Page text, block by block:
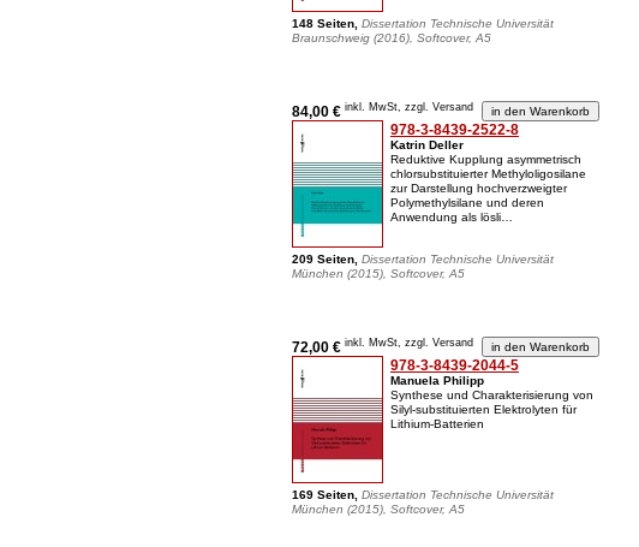
148 Seiten, Dissertation Technische Universität
Braunschweig (2016), Softcover, A5
84,00 € inkl. MwSt, zzgl. Versand
978-3-8439-2522-8
Katrin Deller
Reduktive Kupplung asymmetrisch
chlorsubstituierter Methyloligosilane
zur Darstellung hochverzweigter
Polymethylsilane und deren
Anwendung als lösli…
209 Seiten, Dissertation Technische Universität
München (2015), Softcover, A5
72,00 € inkl. MwSt, zzgl. Versand
978-3-8439-2044-5
Manuela Philipp
Synthese und Charakterisierung von
Silyl-substituierten Elektrolyten für
Lithium-Batterien
169 Seiten, Dissertation Technische Universität
München (2015), Softcover, A5